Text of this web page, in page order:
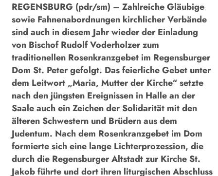
REGENSBURG (pdr/sm) – Zahlreiche Gläubige
sowie Fahnenabordnungen kirchlicher Verbände
sind auch in diesem Jahr wieder der Einladung
von Bischof Rudolf Voderholzer zum
traditionellen Rosenkranzgebet im Regensburger
Dom St. Peter gefolgt. Das feierliche Gebet unter
dem Leitwort „Maria, Mutter der Kirche“ setzte
nach den jüngsten Ereignissen in Halle an der
Saale auch ein Zeichen der Solidarität mit den
älteren Schwestern und Brüdern aus dem
Judentum. Nach dem Rosenkranzgebet im Dom
formierte sich eine lange Lichterprozession, die
durch die Regensburger Altstadt zur Kirche St.
Jakob führte und dort ihren liturgischen Abschluss